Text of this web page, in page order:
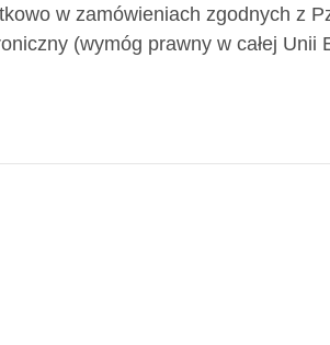
w zamówieniach zgodnych z
(wymóg prawny w całej Unii